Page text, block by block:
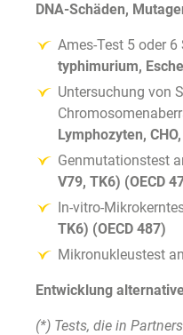
DNA-Schäden,
Ames-Test 5 oder
typhimurium,
Untersuchung von
Lymphozyten,
Genmutationstest
V79, TK6) (OECD
In-vitro-
TK6) (OECD 487)
Mikronukleustest
Entwicklung
(*) Tests, die in